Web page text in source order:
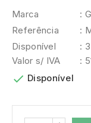
Marca
:
Referência
:
Disponível
:
Valor s/ IVA
:
 Disponível